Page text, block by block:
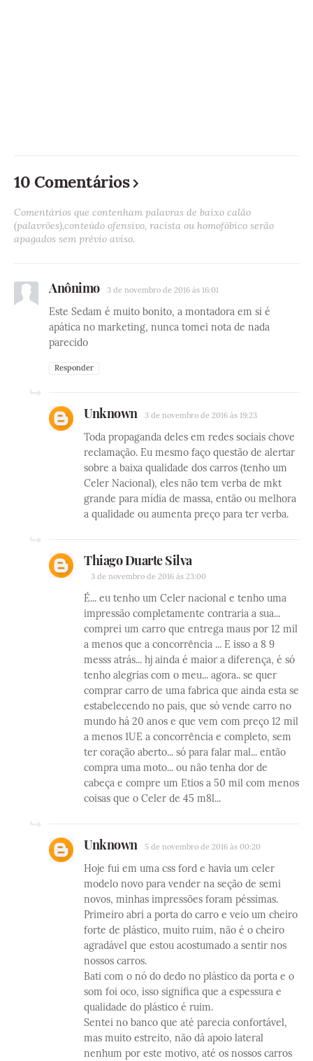
10 Comentários
Comentários que contenham palavras de baixo calão
(palavrões),conteúdo ofensivo, racista ou homofóbico serão
apagados sem prévio aviso.
Anônimo 3 de novembro de 2016 às 16:01
Este Sedam é muito bonito, a montadora em si é
apática no marketing, nunca tomei nota de nada
parecido
Responder
Unknown 3 de novembro de 2016 às 19:23
Toda propaganda deles em redes sociais chove
reclamação. Eu mesmo faço questão de alertar
sobre a baixa qualidade dos carros (tenho um
Celer Nacional), eles não tem verba de mkt
grande para mídia de massa, então ou melhora
a qualidade ou aumenta preço para ter verba.
Thiago Duarte Silva
3 de novembro de 2016 às 23:00
É... eu tenho um Celer nacional e tenho uma
impressão completamente contraria a sua...
comprei um carro que entrega maus por 12 mil
a menos que a concorrência ... E isso a 8 9
messs atrás... hj ainda é maior a diferença, é só
tenho alegrias com o meu... agora.. se quer
comprar carro de uma fabrica que ainda esta se
estabelecendo no pais, que só vende carro no
mundo há 20 anos e que vem com preço 12 mil
a menos 1UE a concorrência e completo, sem
ter coração aberto... só para falar mal... então
compra uma moto... ou não tenha dor de
cabeça e compre um Etios a 50 mil com menos
coisas que o Celer de 45 m8l...
Unknown 5 de novembro de 2016 às 00:20
Hoje fui em uma css ford e havia um celer
modelo novo para vender na seção de semi
novos, minhas impressões foram péssimas.
Primeiro abri a porta do carro e veio um cheiro
forte de plástico, muito ruim, não é o cheiro
agradável que estou acostumado a sentir nos
nossos carros.
Bati com o nó do dedo no plástico da porta e o
som foi oco, isso significa que a espessura e
qualidade do plástico é ruim.
Sentei no banco que até parecia confortável,
mas muito estreito, não dá apoio lateral
nenhum por este motivo, até os nossos carros